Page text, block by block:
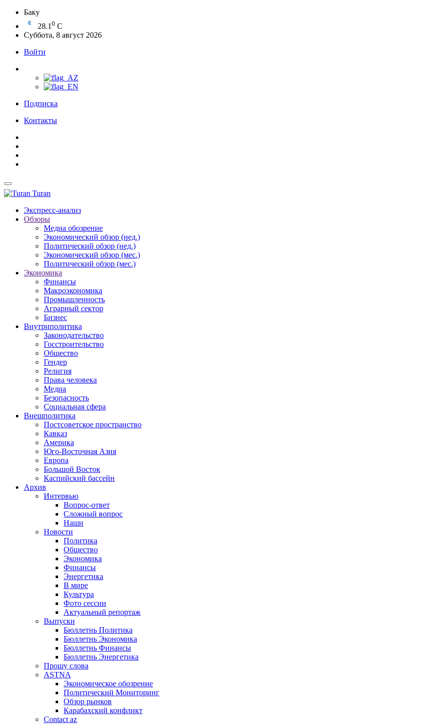
Баку
28.1 0 C
Суббота, 8 август 2026
Войти
Подписка
Контакты
Turan
Экспресс-анализ
Обзоры
Медиа обозрение
Экономический обзор (нед.)
Политический обзор (нед.)
Экономический обзор (мес.)
Политический обзор (мес.)
Экономика
Финансы
Макроэкономика
Промышленность
Аграрный сектор
Бизнес
Внутриполитика
Законодательство
Госстроительство
Общество
Гендер
Религия
Права человека
Медиа
Безопасность
Социальная сфера
Внешполитика
Постсоветское пространство
Кавказ
Америка
Юго-Восточная Азия
Европа
Большой Восток
Каспийский бассейн
Архив
Интервью
Вопрос-ответ
Сложный вопрос
Наши
Новости
Политика
Общество
Экономика
Финансы
Энергетика
В мире
Культура
Фото сессии
Актуальный репортаж
Выпуски
Бюллетнь Политика
Бюллетнь Экономика
Бюллетнь Финансы
Бюллетнь Энергетика
Прошу слова
ASTNA
Экономическое обозрение
Политический Мониторинг
Обзор рынков
Карабахский конфликт
Contact az